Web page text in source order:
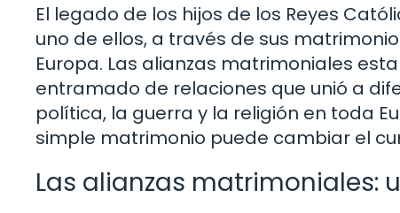
El legado de los hijos de los Reyes
uno de ellos, a través de sus
Europa. Las alianzas matrimoniales
entramado de relaciones que unió a
política, la guerra y la religión en toda
simple matrimonio puede cambiar el
Las alianzas matrimoniales: